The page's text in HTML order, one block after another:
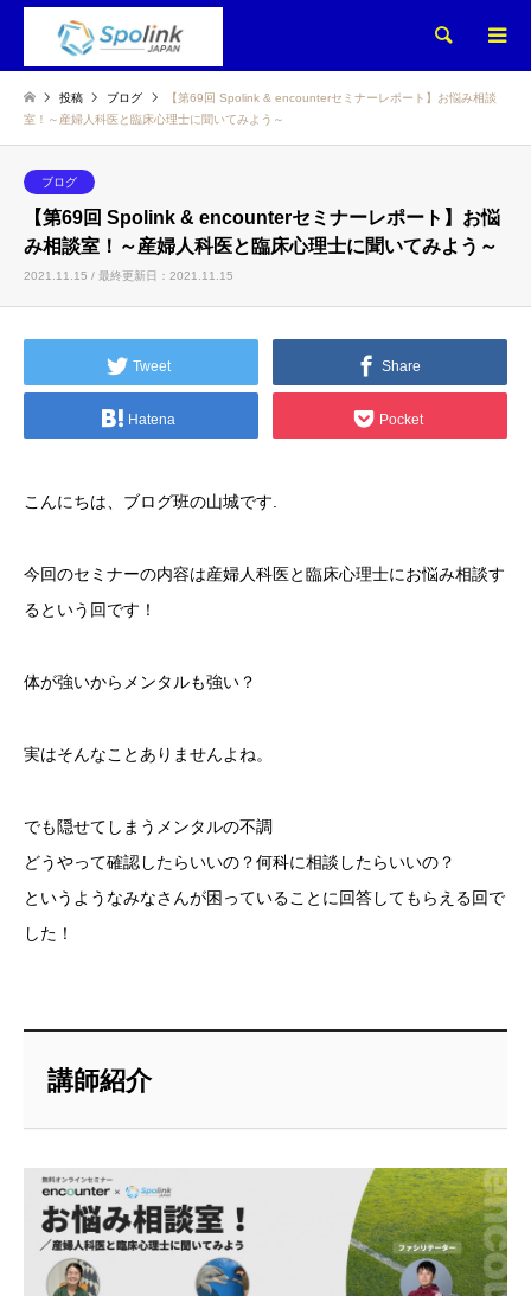
検索
投稿 ブログ
【第69回 Spolink & encounterセミナーレポート】お悩み相談
室！～産婦人科医と臨床心理士に聞いてみよう～
ブログ
【第69回 Spolink & encounterセミナーレポート】お悩
み相談室！～産婦人科医と臨床心理士に聞いてみよう～
2021.11.15 / 最終更新日：2021.11.15
Tweet Share
Hatena Pocket
こんにちは、ブログ班の山城です.
今回のセミナーの内容は産婦人科医と臨床心理士にお悩み相談す
るという回です！
体が強いからメンタルも強い？
実はそんなことありませんよね。
でも隠せてしまうメンタルの不調
どうやって確認したらいいの？何科に相談したらいいの？
というようなみなさんが困っていることに回答してもらえる回で
した！
講師紹介